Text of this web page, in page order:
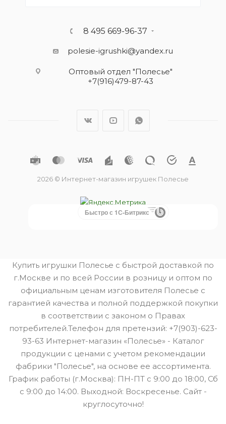
8 495 669-96-37
polesie-igrushki@yandex.ru
Оптовый отдел "Полесье"
+7(916)479-87-43
2026 © Интернет-магазин игрушек Полесье
Быстро с 1С-Битрикс
Купить игрушки Полесье с быстрой доставкой по
г.Москве и по всей России в розницу и оптом по
официальным ценам изготовителя Полесье с
гарантией качества и полной поддержкой покупки
в соответствии с законом о Правах
потребителей.Телефон для претензий: +7(903)-623-
93-63 Интернет-магазин «Полесье» - Каталог
продукции с ценами с учетом рекомендации
фабрики "Полесье", на основе ее ассортимента.
График работы (г.Москва): ПН-ПТ с 9:00 до 18:00, Сб
с 9:00 до 14:00. Выходной: Воскресенье. Сайт -
круглосуточно!